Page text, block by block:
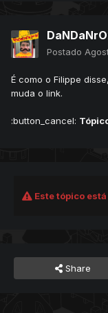
Postado
É como o Filippe
muda o link.
:button_cancel:
Este tópico
Share